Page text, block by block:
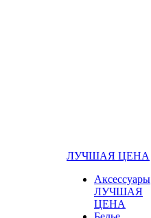
ЛУЧШАЯ ЦЕНА
Аксессуары
ЛУЧШАЯ
ЦЕНА